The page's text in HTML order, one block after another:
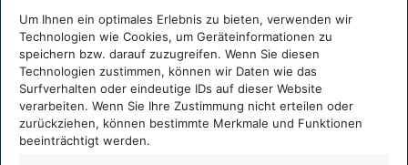
Um Ihnen ein optimales Erlebnis zu bieten, verwenden wir
Technologien wie Cookies, um Geräteinformationen zu
speichern bzw. darauf zuzugreifen. Wenn Sie diesen
Technologien zustimmen, können wir Daten wie das
Surfverhalten oder eindeutige IDs auf dieser Website
verarbeiten. Wenn Sie Ihre Zustimmung nicht erteilen oder
zurückziehen, können bestimmte Merkmale und Funktionen
beeinträchtigt werden.
76846 Hauenstein
Kontakt:
+49.6392.8598 430
Mail:info@eucasoft.de
CASPOS EuCaSoft GmbH ist Mitglied im deutschen